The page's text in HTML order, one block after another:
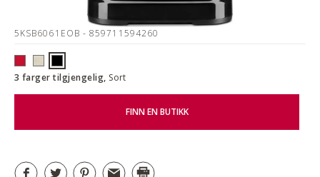
5KSB6061EOB - 859711594260
3 farger tilgjengelig, Sort
FINN EN BUTIKK